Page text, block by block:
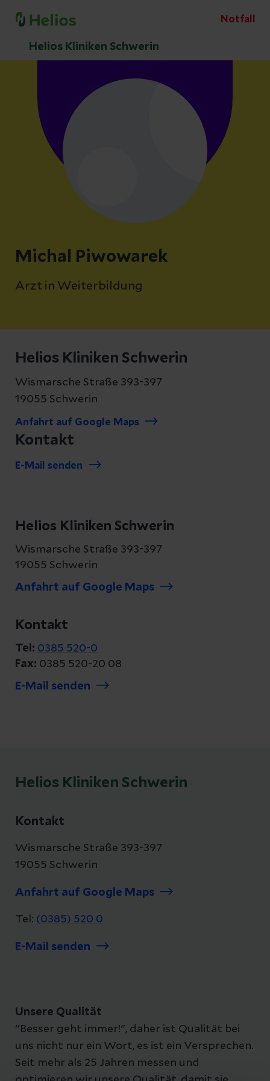
Notfall
Helios Kliniken Schwerin
Michal Piwowarek
Arzt in Weiterbildung
Helios Kliniken Schwerin
Wismarsche Straße 393-397
19055 Schwerin
Anfahrt auf Google Maps
Kontakt
E-Mail senden
Helios Kliniken Schwerin
Wismarsche Straße 393-397
19055 Schwerin
Anfahrt auf Google Maps
Kontakt
Tel: 0385 520-0
Fax: 0385 520-20 08
E-Mail senden
Helios Kliniken Schwerin
Kontakt
Wismarsche Straße 393-397
19055 Schwerin
Anfahrt auf Google Maps
Tel: (0385) 520 0
E-Mail senden
Unsere Qualität
"Besser geht immer!", daher ist Qualität bei
uns nicht nur ein Wort, es ist ein Versprechen.
Seit mehr als 25 Jahren messen und